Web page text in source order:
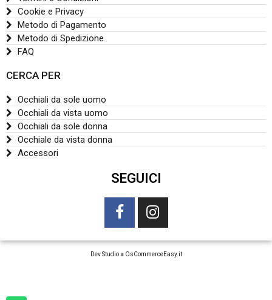
Cookie e Privacy
Metodo di Pagamento
Metodo di Spedizione
FAQ
CERCA PER
Occhiali da sole uomo
Occhiali da vista uomo
Occhiali da sole donna
Occhiale da vista donna
Accessori
SEGUICI
Dev Studio ∎ OsCommerceEasy.it